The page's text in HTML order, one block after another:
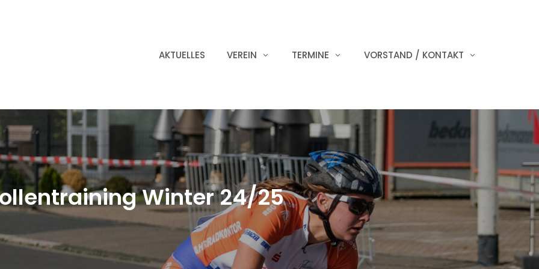
AKTUELLES VEREIN TERMINE VORSTAND / KONTAKT
Winter 24/25